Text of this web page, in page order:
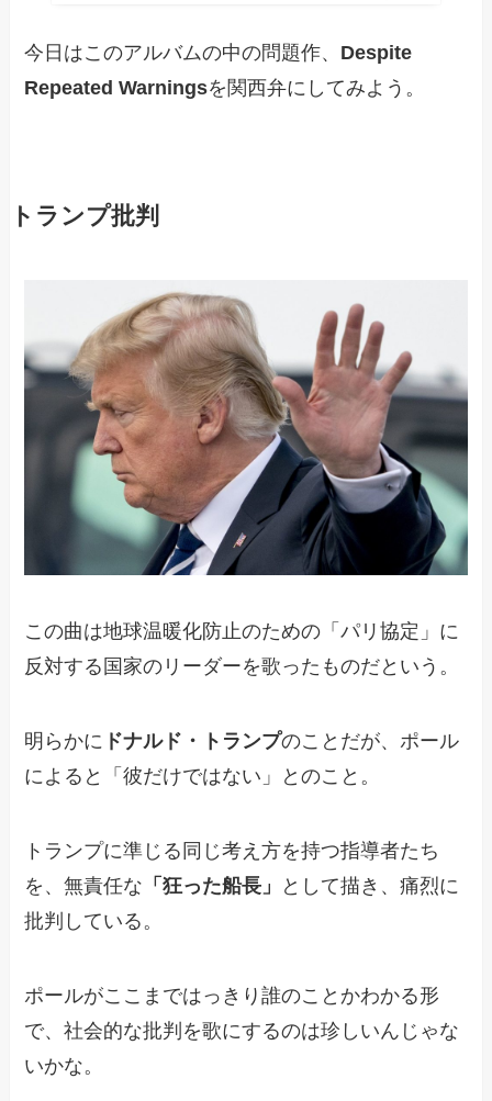
今日はこのアルバムの中の問題作、 Despite
Repeated Warningsを関西弁にしてみよう。
トランプ批判
この曲は地球温暖化防止のための「パリ協定」に
反対する国家のリーダーを歌ったものだという。
明らかに ドナルド・トランプのことだが、ポール
によると「彼だけではない」とのこと。
トランプに準じる同じ考え方を持つ指導者たち
を、無責任な 「狂った船長」
として描き、痛烈に
批判している。
ポールがここまではっきり誰のことかわかる形
で、社会的な批判を歌にするのは珍しいんじゃな
いかな。